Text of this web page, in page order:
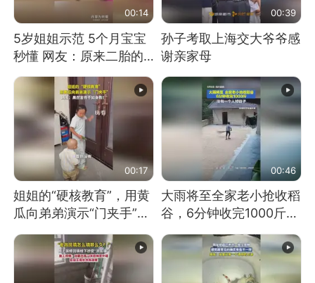
00:14
5岁姐姐示范 5个月宝宝
秒懂 网友：原来二胎的
快乐长这样
00:39
孙子考取上海交大爷爷感
谢亲家母
00:17
姐姐的“硬核教育”，用黄
瓜向弟弟演示“门夹手”，
网友：果然言传不如身
教！
00:46
大雨将至全家老小抢收稻
谷，6分钟收完1000斤，
没有一个人掉链子